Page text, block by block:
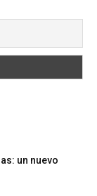
un nuevo